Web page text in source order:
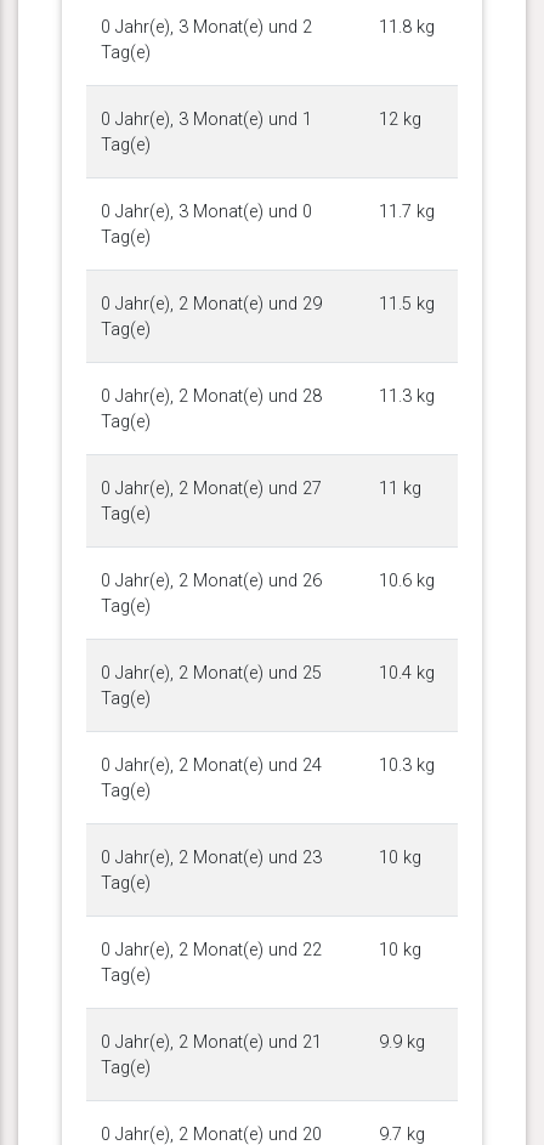
0 Jahr(e), 3 Monat(e) und 2
Tag(e)
11.8 kg
0 Jahr(e), 3 Monat(e) und 1
Tag(e)
12 kg
0 Jahr(e), 3 Monat(e) und 0
Tag(e)
11.7 kg
0 Jahr(e), 2 Monat(e) und 29
Tag(e)
11.5 kg
0 Jahr(e), 2 Monat(e) und 28
Tag(e)
11.3 kg
0 Jahr(e), 2 Monat(e) und 27
Tag(e)
11 kg
0 Jahr(e), 2 Monat(e) und 26
Tag(e)
10.6 kg
0 Jahr(e), 2 Monat(e) und 25
Tag(e)
10.4 kg
0 Jahr(e), 2 Monat(e) und 24
Tag(e)
10.3 kg
0 Jahr(e), 2 Monat(e) und 23
Tag(e)
10 kg
0 Jahr(e), 2 Monat(e) und 22
Tag(e)
10 kg
0 Jahr(e), 2 Monat(e) und 21
Tag(e)
9.9 kg
0 Jahr(e), 2 Monat(e) und 20 9.7 kg